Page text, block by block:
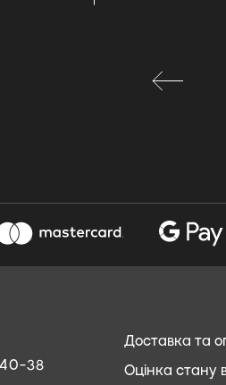
38
Доставка та
Оцінка стану